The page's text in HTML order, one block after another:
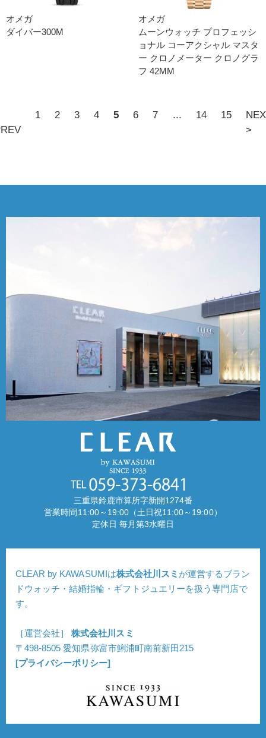
オメガ
ダイバー300M
オメガ
ムーンウォッチ プロフェッシ
ョナ ル コーアクシャル マスタ
ー クロノメーター クロノグラ
フ 42M M
1 2 3 4 5 6 7 ... 14 15
>
三重県鈴鹿市算所字新開1274番
営業時間11:00～19:00（土日祝11:00～19:00）
定休日 毎月第3水曜日
CLEAR by KAWASUMIは株式会社川スミ が運営するブラン
ドウォッチ・結婚指輪・ギフトジュエリーを扱う専門店で
す。
［運営会社］株式会社川スミ
〒498-8505 愛知県弥富市鯏浦町南前新田215
[プライバシーポリシー]